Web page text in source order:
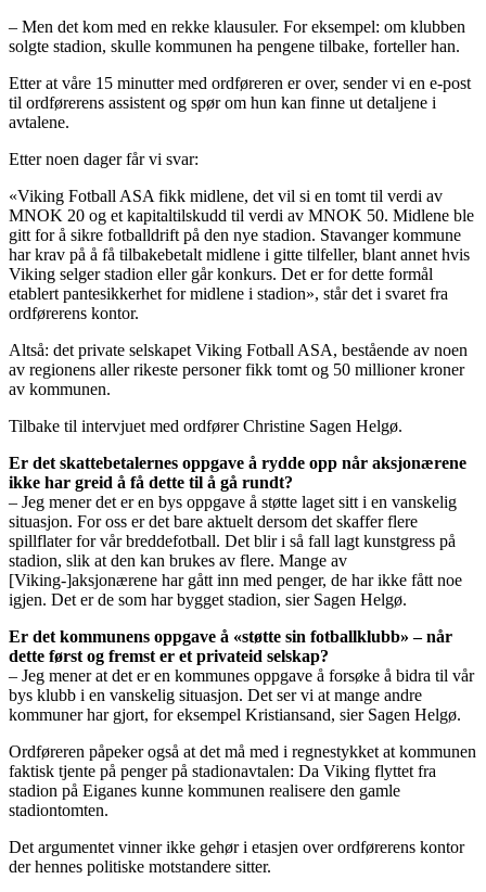
– Men det kom med en rekke klausuler. For eksempel: om klubben
solgte stadion, skulle kommunen ha pengene tilbake, forteller han.
Etter at våre 15 minutter med ordføreren er over, sender vi en e-post
til ordførerens assistent og spør om hun kan finne ut detaljene i
avtalene.
Etter noen dager får vi svar:
«Viking Fotball ASA fikk midlene, det vil si en tomt til verdi av
MNOK 20 og et kapitaltilskudd til verdi av MNOK 50. Midlene ble
gitt for å sikre fotballdrift på den nye stadion. Stavanger kommune
har krav på å få tilbakebetalt midlene i gitte tilfeller, blant annet hvis
Viking selger stadion eller går konkurs. Det er for dette formål
etablert pantesikkerhet for midlene i stadion», står det i svaret fra
ordførerens kontor.
Altså: det private selskapet Viking Fotball ASA, bestående av noen
av regionens aller rikeste personer fikk tomt og 50 millioner kroner
av kommunen.
Tilbake til intervjuet med ordfører Christine Sagen Helgø.
Er det skattebetalernes oppgave å rydde opp når aksjonærene
ikke har greid å få dette til å gå rundt?
– Jeg mener det er en bys oppgave å støtte laget sitt i en vanskelig
situasjon. For oss er det bare aktuelt dersom det skaffer flere
spillflater for vår breddefotball. Det blir i så fall lagt kunstgress på
stadion, slik at den kan brukes av flere. Mange av
[Viking-]aksjonærene har gått inn med penger, de har ikke fått noe
igjen. Det er de som har bygget stadion, sier Sagen Helgø.
Er det kommunens oppgave å «støtte sin fotballklubb» – når
dette først og fremst er et privateid selskap?
– Jeg mener at det er en kommunes oppgave å forsøke å bidra til vår
bys klubb i en vanskelig situasjon. Det ser vi at mange andre
kommuner har gjort, for eksempel Kristiansand, sier Sagen Helgø.
Ordføreren påpeker også at det må med i regnestykket at kommunen
faktisk tjente på penger på stadionavtalen: Da Viking flyttet fra
stadion på Eiganes kunne kommunen realisere den gamle
stadiontomten.
Det argumentet vinner ikke gehør i etasjen over ordførerens kontor
der hennes politiske motstandere sitter.